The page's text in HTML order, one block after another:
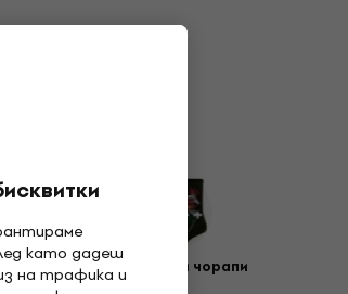
като дадеш
на трафика иМузикални чорапи